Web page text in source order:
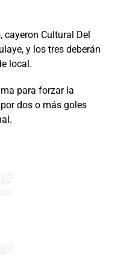
cayeron Cultural Del
y los tres deberán
local.
para forzar la
dos o más goles